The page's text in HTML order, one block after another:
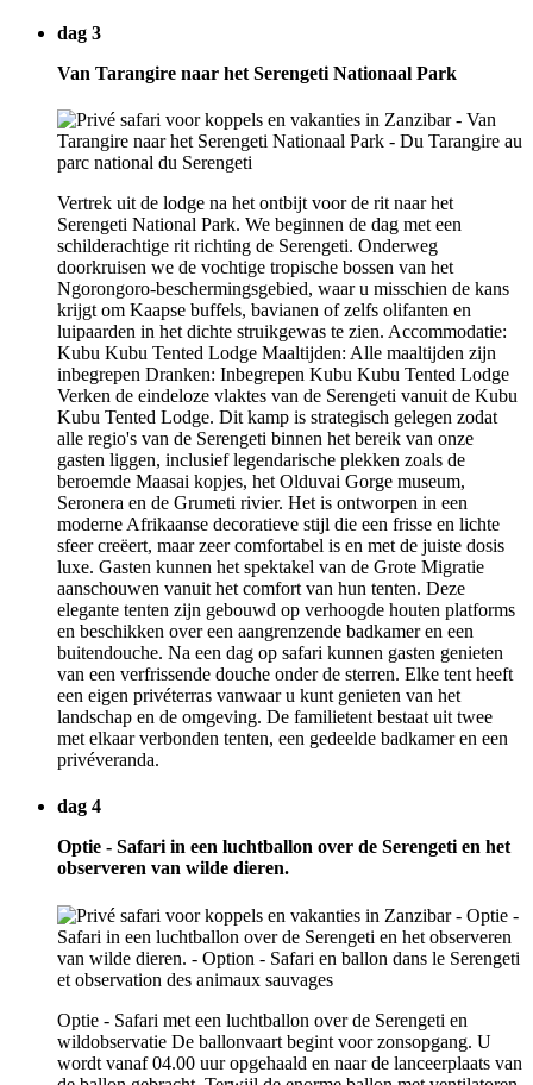
dag 3
Van Tarangire naar het Serengeti Nationaal Park
Vertrek uit de lodge na het ontbijt voor de rit naar het
Serengeti National Park. We beginnen de dag met een
schilderachtige rit richting de Serengeti. Onderweg
doorkruisen we de vochtige tropische bossen van het
Ngorongoro-beschermingsgebied, waar u misschien de kans
krijgt om Kaapse buffels, bavianen of zelfs olifanten en
luipaarden in het dichte struikgewas te zien. Accommodatie:
Kubu Kubu Tented Lodge Maaltijden: Alle maaltijden zijn
inbegrepen Dranken: Inbegrepen Kubu Kubu Tented Lodge
Verken de eindeloze vlaktes van de Serengeti vanuit de Kubu
Kubu Tented Lodge. Dit kamp is strategisch gelegen zodat
alle regio's van de Serengeti binnen het bereik van onze
gasten liggen, inclusief legendarische plekken zoals de
beroemde Maasai kopjes, het Olduvai Gorge museum,
Seronera en de Grumeti rivier. Het is ontworpen in een
moderne Afrikaanse decoratieve stijl die een frisse en lichte
sfeer creëert, maar zeer comfortabel is en met de juiste dosis
luxe. Gasten kunnen het spektakel van de Grote Migratie
aanschouwen vanuit het comfort van hun tenten. Deze
elegante tenten zijn gebouwd op verhoogde houten platforms
en beschikken over een aangrenzende badkamer en een
buitendouche. Na een dag op safari kunnen gasten genieten
van een verfrissende douche onder de sterren. Elke tent heeft
een eigen privéterras vanwaar u kunt genieten van het
landschap en de omgeving. De familietent bestaat uit twee
met elkaar verbonden tenten, een gedeelde badkamer en een
privéveranda.
dag 4
Optie - Safari in een luchtballon over de Serengeti en het
observeren van wilde dieren.
Optie - Safari met een luchtballon over de Serengeti en
wildobservatie De ballonvaart begint voor zonsopgang. U
wordt vanaf 04.00 uur opgehaald en naar de lanceerplaats van